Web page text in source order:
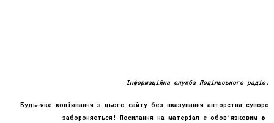
Інформаційна служба Подільського радіо.
Будь-яке копіювання з цього сайту без вказування авторства суворо
забороняється! Посилання на матеріал є обов’язковим ©